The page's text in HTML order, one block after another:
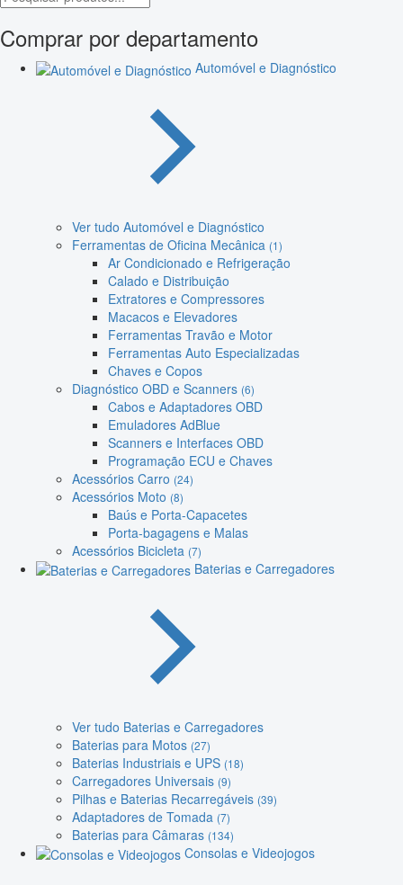
Comprar por departamento
Automóvel e Diagnóstico
Ver tudo Automóvel e Diagnóstico
Ferramentas de Oficina Mecânica (1)
Ar Condicionado e Refrigeração
Calado e Distribuição
Extratores e Compressores
Macacos e Elevadores
Ferramentas Travão e Motor
Ferramentas Auto Especializadas
Chaves e Copos
Diagnóstico OBD e Scanners (6)
Cabos e Adaptadores OBD
Emuladores AdBlue
Scanners e Interfaces OBD
Programação ECU e Chaves
Acessórios Carro (24)
Acessórios Moto (8)
Baús e Porta-Capacetes
Porta-bagagens e Malas
Acessórios Bicicleta (7)
Baterias e Carregadores
Ver tudo Baterias e Carregadores
Baterias para Motos (27)
Baterias Industriais e UPS (18)
Carregadores Universais (9)
Pilhas e Baterias Recarregáveis (39)
Adaptadores de Tomada (7)
Baterias para Câmaras (134)
Consolas e Videojogos